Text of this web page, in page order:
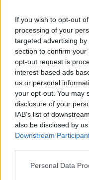
If you wish to opt-out
processing of your
targeted advertising
section to confirm
opt-out request is
interest-based ads
us or personal
your opt-out. You may
disclosure of your
IAB’s list of
also be disclosed by
Downstream
Personal Data
sisak 201 ezer
árverésen.
Vasárnapi